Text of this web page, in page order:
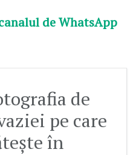
de WhatsApp
de
pe care
în